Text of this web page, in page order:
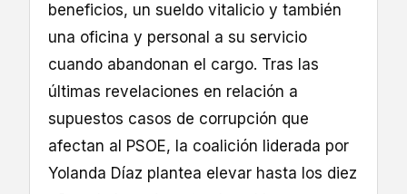
beneficios, un sueldo vitalicio y también
una oficina y personal a su servicio
cuando abandonan el cargo. Tras las
últimas revelaciones en relación a
supuestos casos de corrupción que
afectan al PSOE, la coalición liderada por
Yolanda Díaz plantea elevar hasta los diez